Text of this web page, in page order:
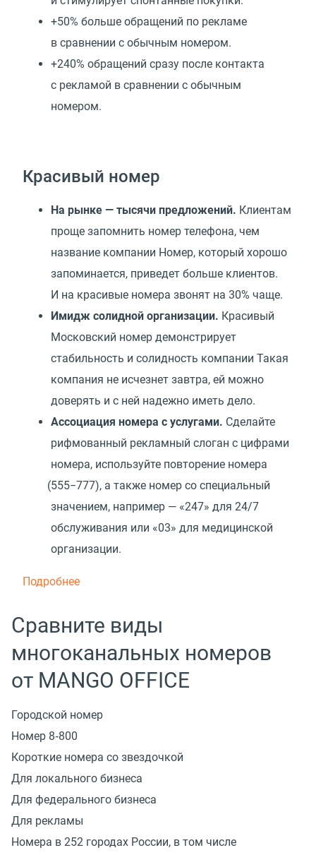
+50% больше обращений по рекламе
в сравнении с обычным номером.
+240% обращений сразу после контакта
с рекламой в сравнении с обычным
номером.
Красивый номер
На рынке — тысячи предложений. Клиентам
проще запомнить номер телефона, чем
название компании Номер, который хорошо
запоминается, приведет больше клиентов.
И на красивые номера звонят на 30% чаще.
Имидж солидной организации. Красивый
Московский номер демонстрирует
стабильность и солидность компании Такая
компания не исчезнет завтра, ей можно
доверять и c ней надежно иметь дело.
Ассоциация номера с услугами. Сделайте
рифмованный рекламный слоган с цифрами
номера, используйте повторение номера
(555−777), а также номер со специальный
значением, например — «247» для 24/7
обслуживания или «03» для медицинской
организации.
Подробнее
Сравните виды
многоканальных номеров
от MANGO OFFICE
Городской номер
Номер 8‑800
Короткие номера со звездочкой
Для локального бизнеса
Для федерального бизнеса
Для рекламы
Номера в 252 городах России, в том числе